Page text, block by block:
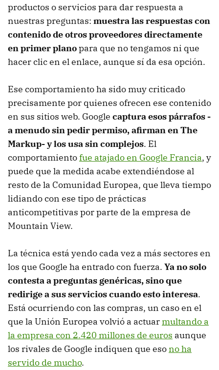
productos o servicios para dar respuesta a
nuestras preguntas: muestra las respuestas con
contenido de otros proveedores directamente
en primer planopara que no tengamos ni que
hacer clic en el enlace, aunque sí da esa opción.
Ese comportamiento ha sido muy criticado
precisamente por quienes ofrecen ese contenido
en sus sitios web. Google captura esos párrafos -
a menudo sin pedir permiso, afirman en The
Markup- y los usa sin complejos. El
comportamientofue atajado en Google Francia, y
puede que la medida acabe extendiéndose al
resto de la Comunidad Europea, que lleva tiempo
lidiando con ese tipo de prácticas
anticompetitivas por parte de la empresa de
Mountain View.
La técnica está yendo cada vez a más sectores en
los que Google ha entrado con fuerza. Ya no solo
contesta a preguntas genéricas, sino que
redirige a sus servicios cuando esto interesa.
Está ocurriendo con las compras, un caso en el
que la Unión Europea volvió a actuarmultando a
la empresa con 2.420 millones de euros aunque
los rivales de Google indiquen que esono ha
servido de mucho.